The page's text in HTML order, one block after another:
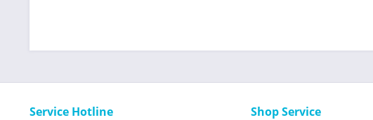
Service Hotline Shop Service